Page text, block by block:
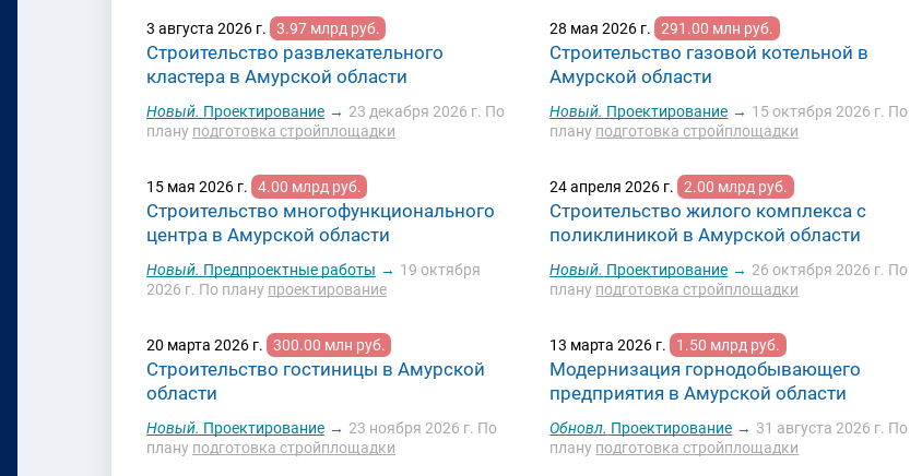
3 августа 2026 г. 3.97 млрд руб.
Строительство развлекательного
кластера в Амурской области
Новый. Проектирование → 23 декабря 2026 г. По
плану подготовка стройплощадки
28 мая 2026 г. 291.00 млн руб.
Строительство газовой котельной в
Амурской области
Новый. Проектирование → 15 октября 2026 г. По
плану подготовка стройплощадки
15 мая 2026 г. 4.00 млрд руб.
Строительство многофункционального
центра в Амурской области
Новый. Предпроектные работы → 19 октября
2026 г. По плану проектирование
24 апреля 2026 г. 2.00 млрд руб.
Строительство жилого комплекса с
поликлиникой в Амурской области
Новый. Проектирование → 26 октября 2026 г. По
плану подготовка стройплощадки
20 марта 2026 г. 300.00 млн руб.
Строительство гостиницы в Амурской
области
Новый. Проектирование → 23 ноября 2026 г. По
плану подготовка стройплощадки
13 марта 2026 г. 1.50 млрд руб.
Модернизация горнодобывающего
предприятия в Амурской области
Обновл. Проектирование → 31 августа 2026 г. По
плану подготовка стройплощадки